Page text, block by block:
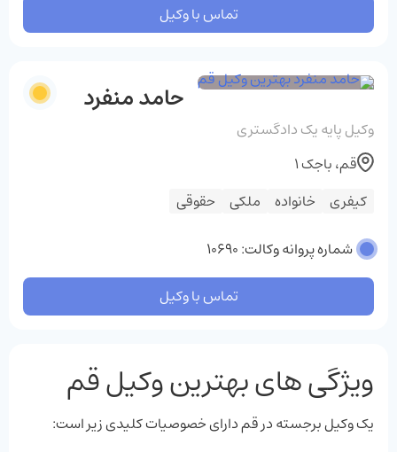
تماس با وکیل
حامد منفرد
وکیل پایه یک دادگستری
کیفری خانواده ملکی حقوقی
قم، باجک 1
شماره پروانه وکالت: 10690
تماس با وکیل
ویژگی ‌های بهترین وکیل قم
یک وکیل برجسته در قم دارای خصوصیات کلیدی زیر است: